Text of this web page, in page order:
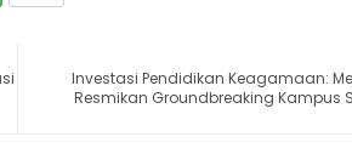
Investasi Pendidikan Keagamaan:
Resmikan Groundbreaking Kampus